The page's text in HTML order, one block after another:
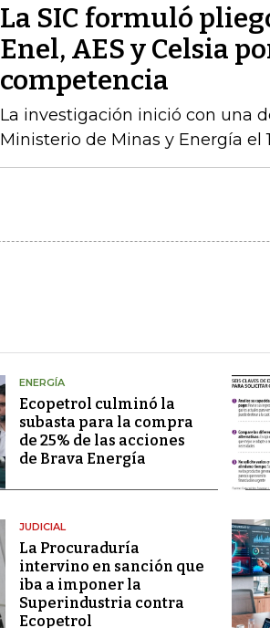
La SIC formuló
Enel, AES y Celsia
competencia
La investigación inició con una
Ministerio de Minas y Energía el
ENERGÍA
Ecopetrol culminó la
subasta para la compra
de 25% de las acciones
de Brava Energía
JUDICIAL
La Procuraduría
intervino en sanción que
iba a imponer la
Superindustria contra
Ecopetrol